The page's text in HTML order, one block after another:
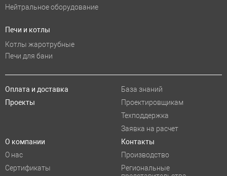
Нейтральное оборудование
Печи и котлы
Котлы жаротрубные
Печи для бани
Оплата и доставка
Проекты
База знаний
Проектировщикам
Техподдержка
Заявка на расчет
О компании
О нас
Сертификаты
Контакты
Производство
Региональные